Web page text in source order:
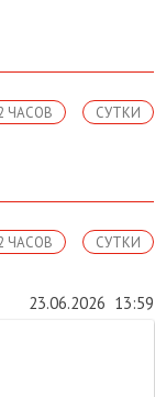
СУТКИ
ЧАСОВ
СУТКИ
ЧАСОВ
23.06.2026 13:59